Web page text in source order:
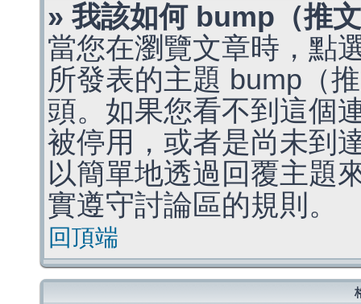
» 我該如何 bump（推
當您在瀏覽文章時，點
所發表的主題 bump（
頭。如果您看不到這個
被停用，或者是尚未到
以簡單地透過回覆主題
實遵守討論區的規則。
回頂端